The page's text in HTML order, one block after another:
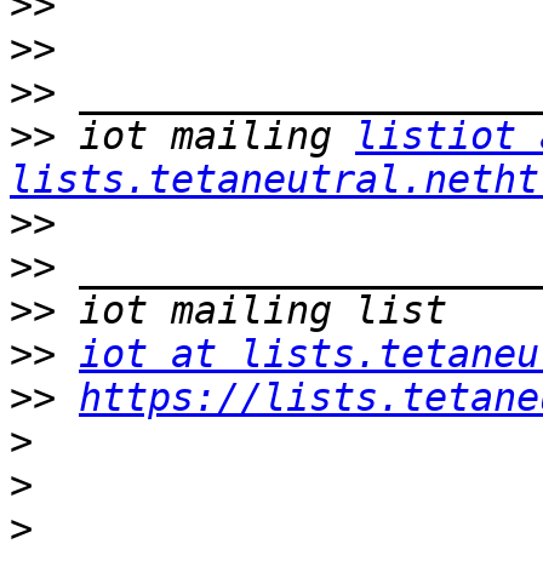
>>
>>
>> iot mailing
listiot
>>
>>
>>
>> iot at
>> https://
>
>
>